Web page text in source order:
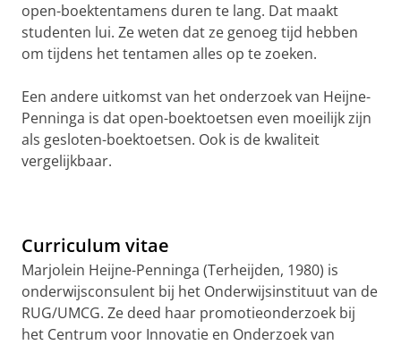
open-boektentamens duren te lang. Dat maakt
studenten lui. Ze weten dat ze genoeg tijd hebben
om tijdens het tentamen alles op te zoeken.
Een andere uitkomst van het onderzoek van Heijne-
Penninga is dat open-boektoetsen even moeilijk zijn
als gesloten-boektoetsen. Ook is de kwaliteit
vergelijkbaar.
Curriculum vitae
Marjolein Heijne-Penninga (Terheijden, 1980) is
onderwijsconsulent bij het Onderwijsinstituut van de
RUG/UMCG. Ze deed haar promotieonderzoek bij
het Centrum voor Innovatie en Onderzoek van